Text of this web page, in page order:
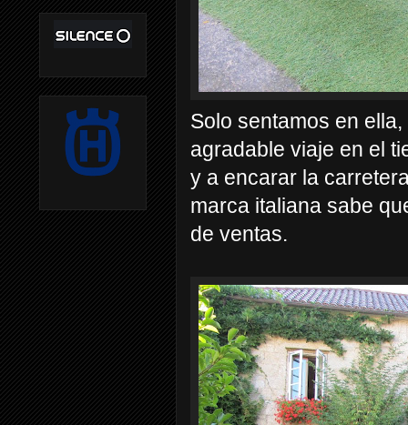
Solo sentamos en
agradable viaje en el
y a encarar la
marca italiana sabe
de ventas.